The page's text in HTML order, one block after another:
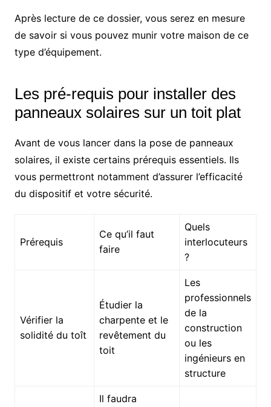
Après lecture de ce dossier, vous serez en mesure
de savoir si vous pouvez munir votre maison de ce
type d’équipement.
Les pré-requis pour installer des
panneaux solaires sur un toit plat
Avant de vous lancer dans la pose de panneaux
solaires, il existe certains prérequis essentiels. Ils
vous permettront notamment d’assurer l’efficacité
du dispositif et votre sécurité.
Prérequis
Ce qu’il faut
faire
Quels
interlocuteurs
?
Vérifier la
solidité du toît
Étudier la
charpente et le
revêtement du
toit
Les
professionnels
de la
construction
ou les
ingénieurs en
structure
Il faudra